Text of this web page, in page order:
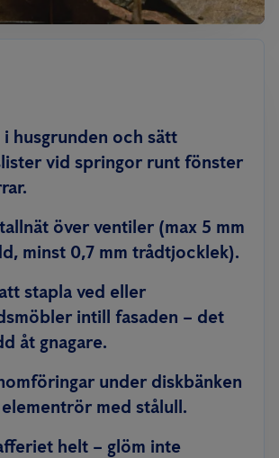
i husgrunden och sätt
vid springor runt fönster
över ventiler (max 5 mm
minst 0,7 mm trådtjocklek).
stapla ved eller
intill fasaden – det
åt gnagare.
under diskbänken
med stålull.
helt – glöm inte